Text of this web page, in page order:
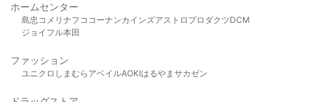
ホームセンター
島忠 コメリ ナフコ コーナンカインズアストロプロダクツDCM
ジョイフル本田
ファッション
ユニクロ しまむら アベイルAOKIはるやま サカゼン